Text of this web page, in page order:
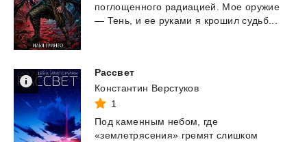
поглощенного радиацией. Мое оружие
— Тень, и ее руками я крошил судьб...
Рассвет
Константин Верстуков
1
Под каменным небом, где
«землетрясения» гремят слишком